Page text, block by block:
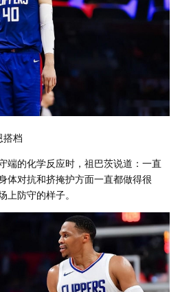
搭档
端的化学反应时，祖巴茨说道：一直
体对抗和挤掩护方面一直都做得很
防守的样子。